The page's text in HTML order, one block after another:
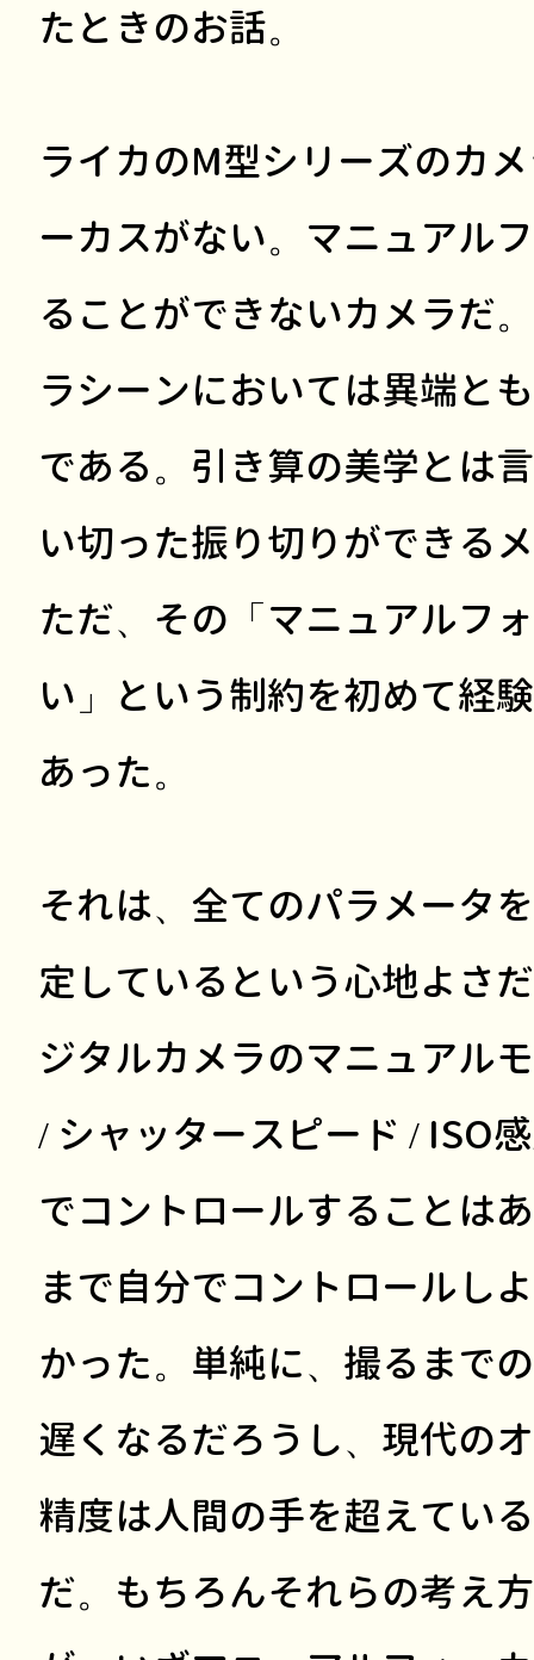
たときのお話。
ライカのM型シリーズのカ
ーカスがない。マニュアル
ることができないカメラだ
ラシーンにおいては異端と
である。引き算の美学とは
い切った振り切りができる
ただ、その「マニュアルフ
い」という制約を初めて経
あった。
それは、全てのパラメータ
定しているという心地よさ
ジタルカメラのマニュアル
/ シャッタースピード / ISO
でコントロールすることは
まで自分でコントロールし
かった。単純に、撮るまで
遅くなるだろうし、現代の
精度は人間の手を超えてい
だ。もちろんそれらの考え